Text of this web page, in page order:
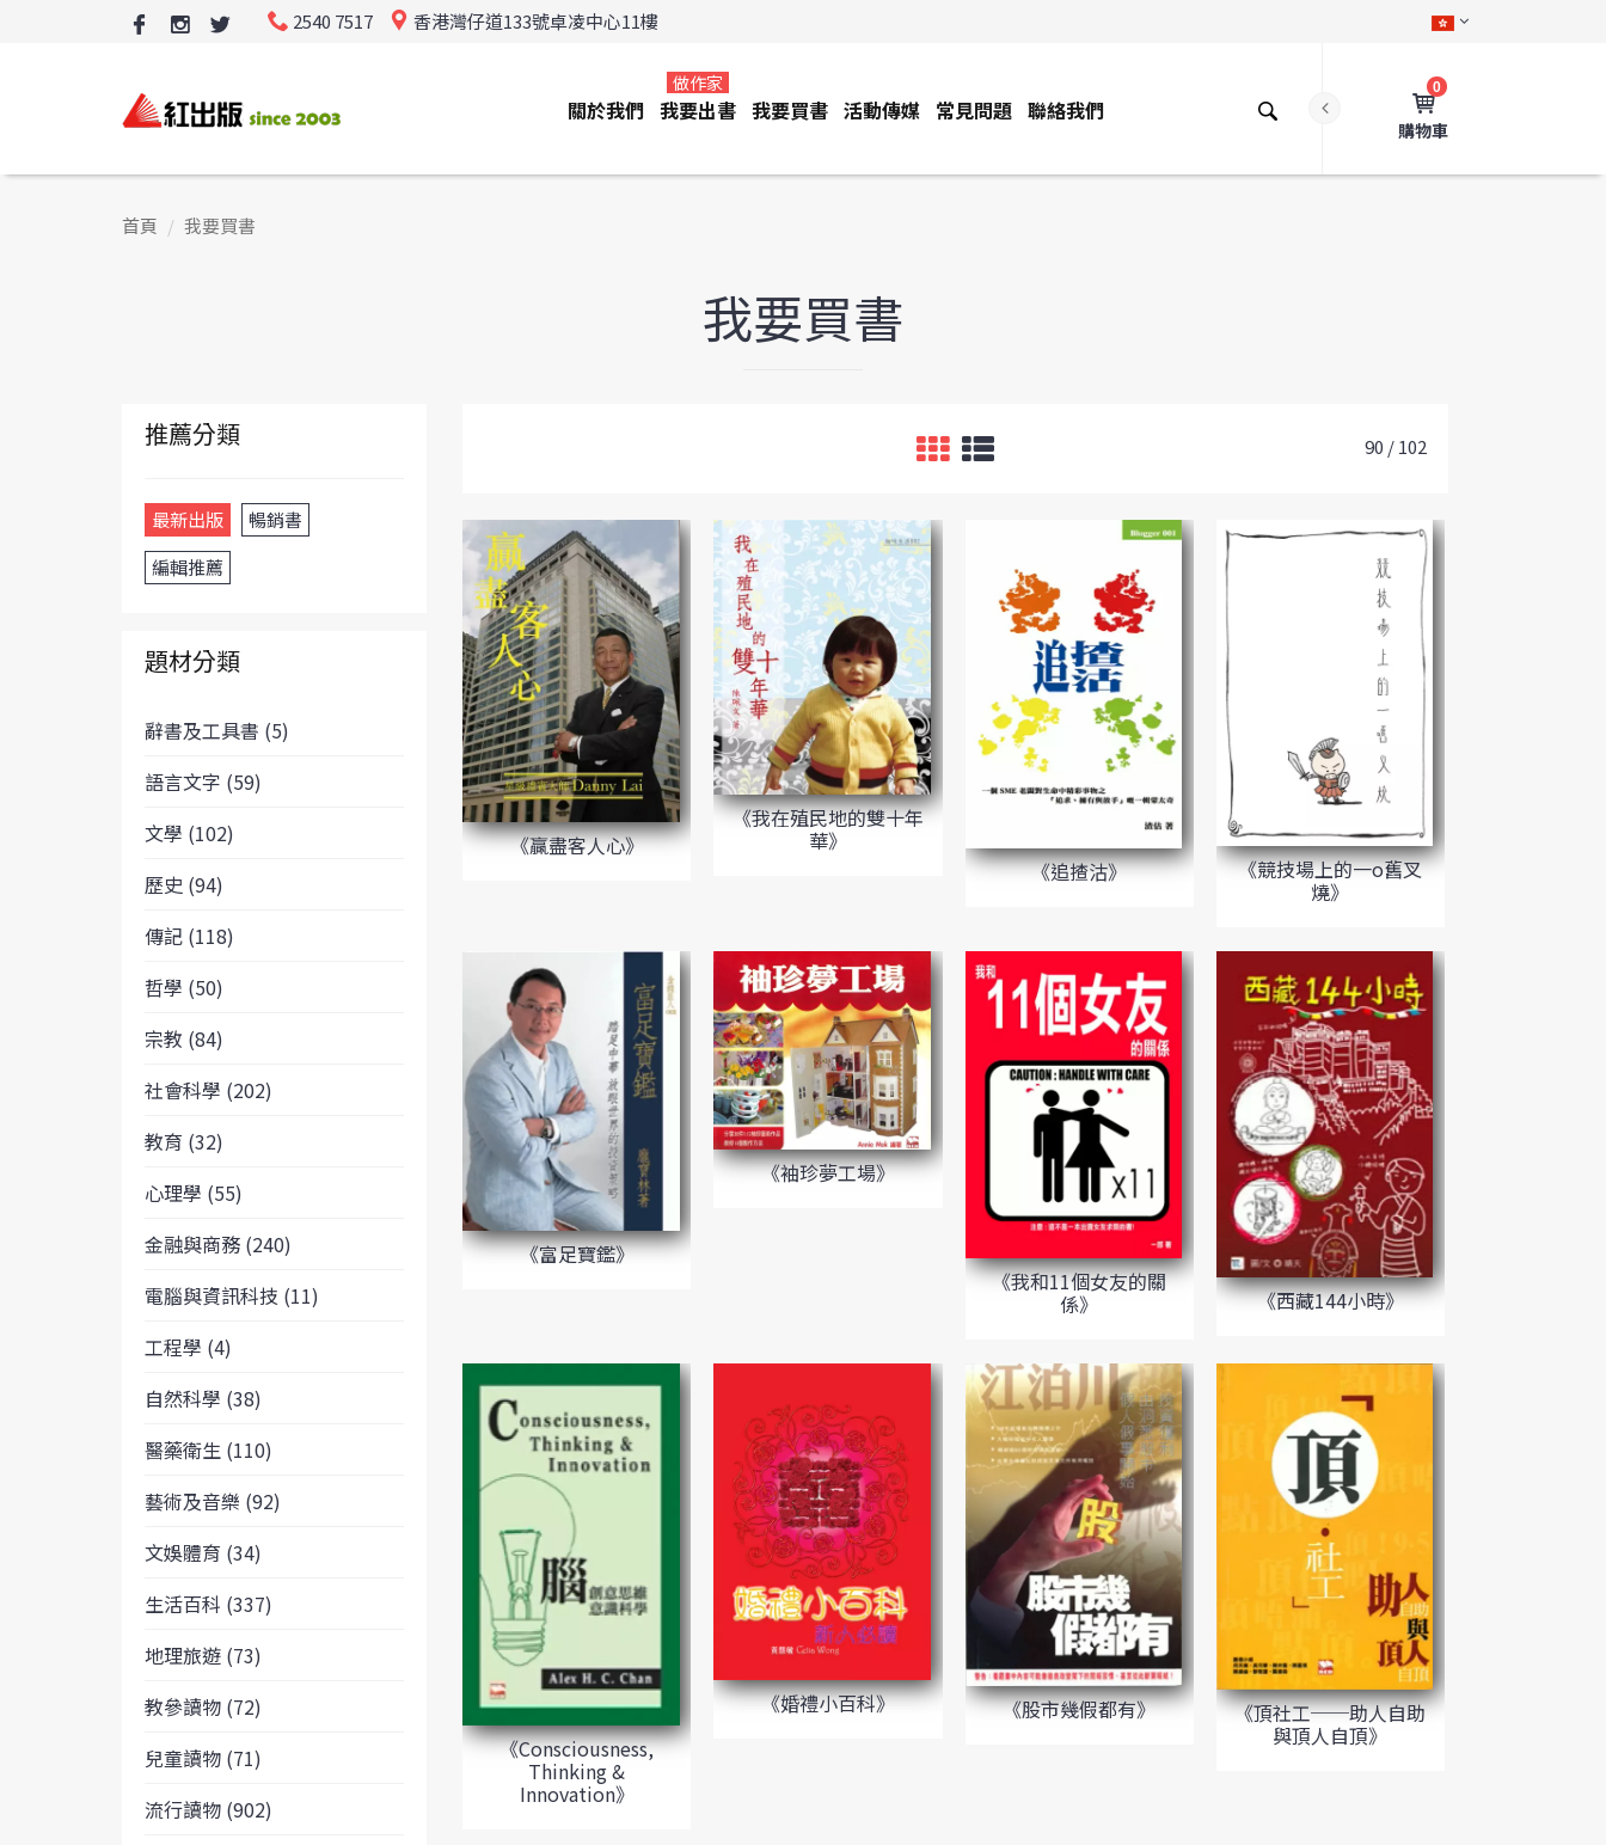
2540 7517 香港灣仔道133號卓凌中心11樓
0
購物車
關於我們 我要出書
做作家
我要買書 活動傳媒 常見問題 聯絡我們
首頁 我要買書
我要買書
推薦分類
最新出版
暢銷書
編輯推薦
題材分類
辭書及工具書 (5)
語言文字 (59)
文學 (102)
歷史 (94)
傳記 (118)
哲學 (50)
宗教 (84)
社會科學 (202)
教育 (32)
心理學 (55)
金融與商務 (240)
電腦與資訊科技 (11)
工程學 (4)
自然科學 (38)
醫藥衛生 (110)
藝術及音樂 (92)
文娛體育 (34)
生活百科 (337)
地理旅遊 (73)
教參讀物 (72)
兒童讀物 (71)
流行讀物 (902)
90 / 102
《贏盡客人心》
《我在殖民地的雙十年
華》
《追揸沽》
《競技場上的一o舊叉
燒》
《富足寶鑑》
《袖珍夢工場》
《我和11個女友的關
係》 《西藏144小時》
《Consciousness,
Thinking &
Innovation》
《婚禮小百科》 《股市幾假都有》 《頂社工──助人自助
與頂人自頂》